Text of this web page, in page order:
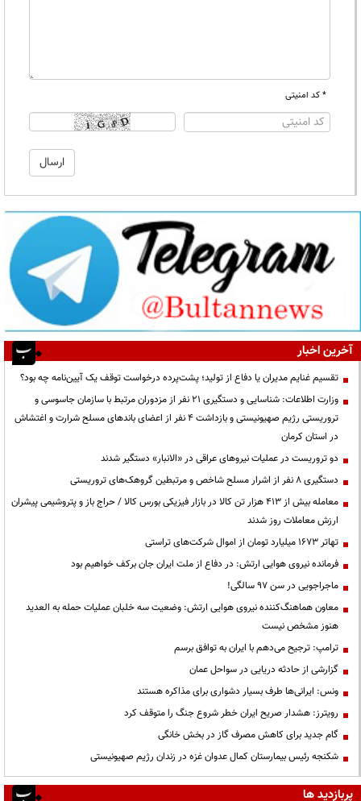
* کد امنیتی
آخرین اخبار
تقسیم غنایم مدیران یا دفاع از تولید؛ پشت‌پرده درخواست توقف یک آیین‌نامه چه بود؟
وزارت اطلاعات: شناسایی و دستگیری ۲۱ نفر از مزدوران مرتبط با سازمان جاسوسی و
تروریستی رژیم صهیونیستی و بازداشت ۴ نفر از اعضای باندهای مسلح شرارت و اغتشاش
در استان کرمان
دو تروریست در عملیات نیروهای عراقی در «الانبار» دستگیر شدند
دستگیری ۸ نفر از اشرار مسلح شاخص و مرتبطین گروهک‌های تروریستی
معامله بیش از ۴۱۳ هزار تن کالا در بازار فیزیکی بورس کالا / حراج باز و پتروشیمی پیشران
ارزش معاملات روز شدند
تهاتر ۱۶۷۳ میلیارد تومان از اموال شرکت‌های تراستی
فرمانده نیروی هوایی ارتش: در دفاع از ملت ایران جان برکف خواهیم بود
ماجراجویی در سن ۹۷ سالگی!
معاون هماهنگ‌کننده نیروی هوایی ارتش: وضعیت سه خلبان عملیات حمله به العدید
هنوز مشخص نیست
ترامپ: ترجیح می‌دهم با ایران به توافق برسم
گزارشی از حادثه دریایی در سواحل عمان
ونس: ایرانی‌ها طرف بسیار دشواری برای مذاکره هستند
رویترز: هشدار صریح ایران خطر شروع جنگ را متوقف کرد
گام جدید برای کاهش مصرف گاز در بخش خانگی
شکنجه رئیس بیمارستان کمال عدوان غزه در زندان رژیم صهیونیستی
پربازدید ها